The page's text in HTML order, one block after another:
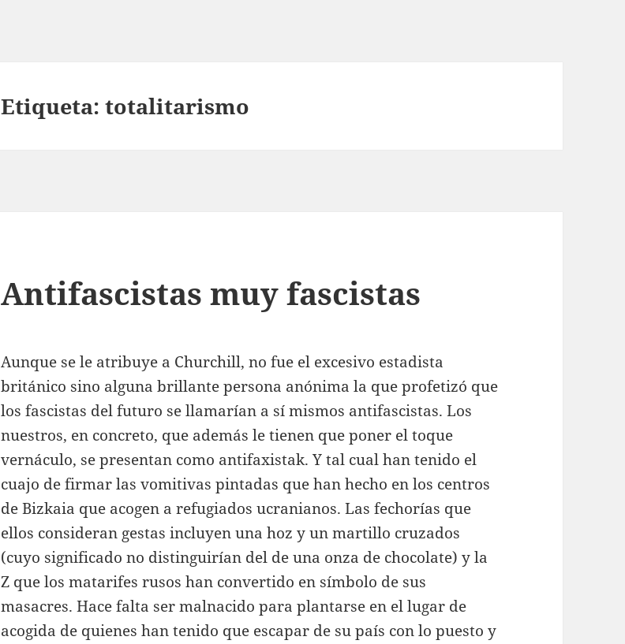
Etiqueta:totalitarismo
Antifascistas muy fascistas
Aunque se le atribuye a Churchill, no fue el excesivo estadista
británico sino alguna brillante persona anónima la que profetizó que
los fascistas del futuro se llamarían a sí mismos antifascistas. Los
nuestros, en concreto, que además le tienen que poner el toque
vernáculo, se presentan como antifaxistak. Y tal cual han tenido el
cuajo de firmar las vomitivas pintadas que han hecho en los centros
de Bizkaia que acogen a refugiados ucranianos. Las fechorías que
ellos consideran gestas incluyen una hoz y un martillo cruzados
(cuyo significado no distinguirían del de una onza de chocolate) y la
Z que los matarifes rusos han convertido en símbolo de sus
masacres. Hace falta ser malnacido para plantarse en el lugar de
acogida de quienes han tenido que escapar de su país con lo puesto y